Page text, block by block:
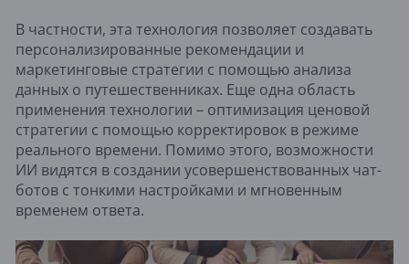
В частности, эта технология позволяет создавать
персонализированные рекомендации и
маркетинговые стратегии с помощью анализа
данных о путешественниках. Еще одна область
применения технологии – оптимизация ценовой
стратегии с помощью корректировок в режиме
реального времени. Помимо этого, возможности
ИИ видятся в создании усовершенствованных чат-
ботов с тонкими настройками и мгновенным
временем ответа.